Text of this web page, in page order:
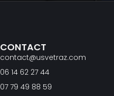
CONTACT
contact@usvetraz.com
06 14 62 27 44
07 79 49 88 59